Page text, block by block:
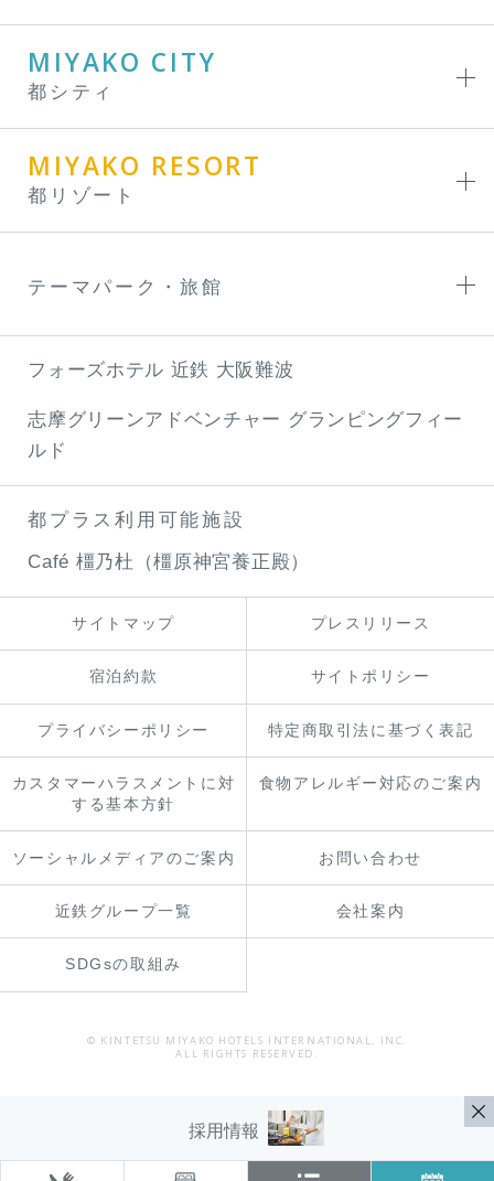
MIYAKO CITY
都シティ
MIYAKO RESORT
都リゾート
テーマパーク・旅館
フォーズホテル 近鉄 大阪難波
志摩グリーンアドベンチャー グランピングフィー
ルド
都プラス利用可能施設
Café 橿乃杜（橿原神宮養正殿）
サイトマップ プレスリリース
宿泊約款 サイトポリシー
プライバシーポリシー 特定商取引法に基づく表記
カスタマーハラスメントに対
する基本方針
食物アレルギー対応のご案内
ソーシャルメディアのご案内 お問い合わせ
近鉄グループ一覧 会社案内
SDGsの取組み
© KINTETSU MIYAKO HOTELS INTERNATIONAL, INC.
ALL RIGHTS RESERVED.
採用情報